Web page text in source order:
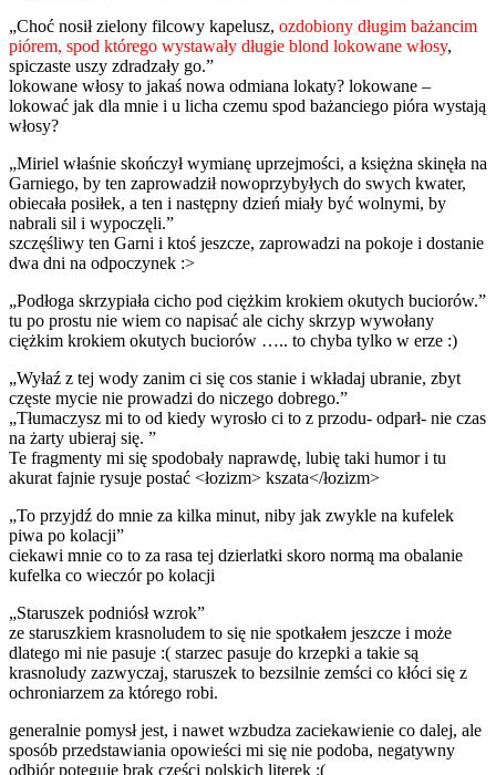
„Choć nosił zielony filcowy kapelusz, ozdobiony długim bażancim
piórem, spod którego wystawały długie blond lokowane włosy,
spiczaste uszy zdradzały go.”
lokowane włosy to jakaś nowa odmiana lokaty? lokowane –
lokować jak dla mnie i u licha czemu spod bażanciego pióra wystają
włosy?
„Miriel właśnie skończył wymianę uprzejmości, a księżna skinęła na
Garniego, by ten zaprowadził nowoprzybyłych do swych kwater,
obiecała posiłek, a ten i następny dzień miały być wolnymi, by
nabrali sil i wypoczęli.”
szczęśliwy ten Garni i ktoś jeszcze, zaprowadzi na pokoje i dostanie
dwa dni na odpoczynek :>
„Podłoga skrzypiała cicho pod ciężkim krokiem okutych buciorów.”
tu po prostu nie wiem co napisać ale cichy skrzyp wywołany
ciężkim krokiem okutych buciorów ….. to chyba tylko w erze :)
„Wyłaź z tej wody zanim ci się cos stanie i wkładaj ubranie, zbyt
częste mycie nie prowadzi do niczego dobrego.”
„Tłumaczysz mi to od kiedy wyrosło ci to z przodu- odparł- nie czas
na żarty ubieraj się. ”
Te fragmenty mi się spodobały naprawdę, lubię taki humor i tu
akurat fajnie rysuje postać <łozizm> kszata</łozizm>
„To przyjdź do mnie za kilka minut, niby jak zwykle na kufelek
piwa po kolacji”
ciekawi mnie co to za rasa tej dzierlatki skoro normą ma obalanie
kufelka co wieczór po kolacji
„Staruszek podniósł wzrok”
ze staruszkiem krasnoludem to się nie spotkałem jeszcze i może
dlatego mi nie pasuje :( starzec pasuje do krzepki a takie są
krasnoludy zazwyczaj, staruszek to bezsilnie zemści co kłóci się z
ochroniarzem za którego robi.
generalnie pomysł jest, i nawet wzbudza zaciekawienie co dalej, ale
sposób przedstawiania opowieści mi się nie podoba, negatywny
odbiór potęguje brak części polskich literek :(